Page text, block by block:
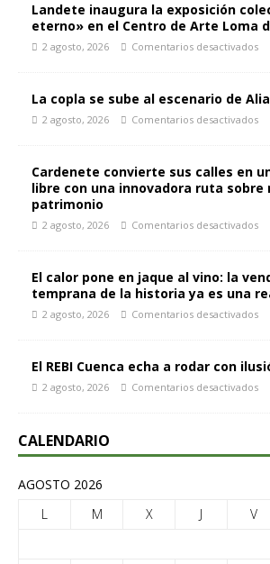
Landete inaugura la exposición
eterno» en el Centro de Arte Loma
2 agosto, 2026 Comentarios desactivados
La copla se sube al escenario de
2 agosto, 2026 Comentarios desactivados
Cardenete convierte sus calles en
libre con una innovadora ruta sobre
patrimonio
2 agosto, 2026 Comentarios desactivados
El calor pone en jaque al vino: la
temprana de la historia ya es una
2 agosto, 2026 Comentarios desactivados
El REBI Cuenca echa a rodar con
2 agosto, 2026 Comentarios desactivados
CALENDARIO
AGOSTO 2026
L
M X J V